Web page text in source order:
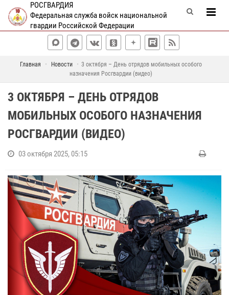
РОСГВАРДИЯ
Федеральная служба войск национальной
гвардии Российской Федерации
Главная Новости
3 октября – День отрядов мобильных особого
назначения Росгвардии (видео)
3 ОКТЯБРЯ – ДЕНЬ ОТРЯДОВ
МОБИЛЬНЫХ ОСОБОГО НАЗНАЧЕНИЯ
РОСГВАРДИИ (ВИДЕО)
03 октября 2025, 05:15